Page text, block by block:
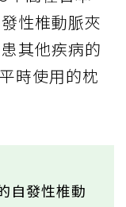
性椎動脈夾
其他疾病的
時使用的枕
自發性椎動